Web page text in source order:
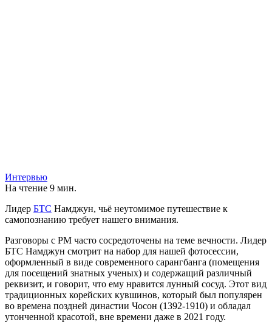
Интервью
На чтение 9 мин.
Лидер БТС Намджун, чьё неутомимое путешествие к
самопознанию требует нашего внимания.
Разговоры с РМ часто сосредоточены на теме вечности. Лидер
БТС Намджун смотрит на набор для нашей фотосессии,
оформленный в виде современного сарангбанга (помещения
для посещений знатных ученых) и содержащий различный
реквизит, и говорит, что ему нравится лунный сосуд. Этот вид
традиционных корейских кувшинов, который был популярен
во времена поздней династии Чосон (1392-1910) и обладал
утонченной красотой, вне времени даже в 2021 году.